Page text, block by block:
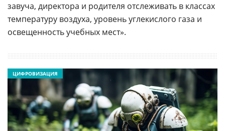
завуча, директора и родителя отслеживать в классах
температуру воздуха, уровень углекислого газа и
освещенность учебных мест».
ЦИФРОВИЗАЦИЯ